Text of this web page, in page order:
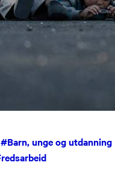
#Barn, unge og utdanning